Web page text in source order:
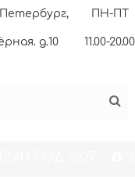
д.10
ПН-ПТ
11.00-20.00